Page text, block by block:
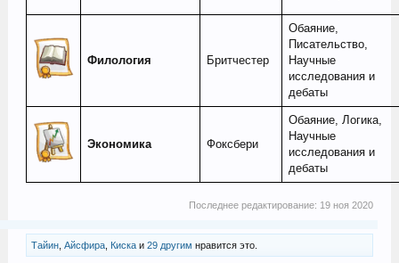
Филология Бритчестер
Обаяние,
Писательство,
Научные
исследования и
дебаты
Экономика Фоксбери
Обаяние, Логика,
Научные
исследования и
дебаты
Последнее редактирование: 19 ноя 2020
Тайин, Айсфира, Кискаи 29 другим нравится это.